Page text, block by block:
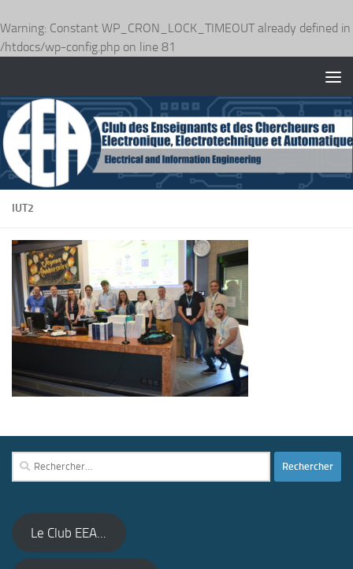
Warning: Constant WP_CRON_LOCK_TIMEOUT already defined in
/htdocs/wp-config.php on line 81
IUT2
Rechercher :
Le Club EEA...